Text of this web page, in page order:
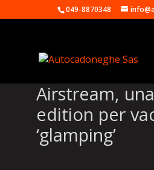
049-8870348
Airstream,
edition per
‘glamping’